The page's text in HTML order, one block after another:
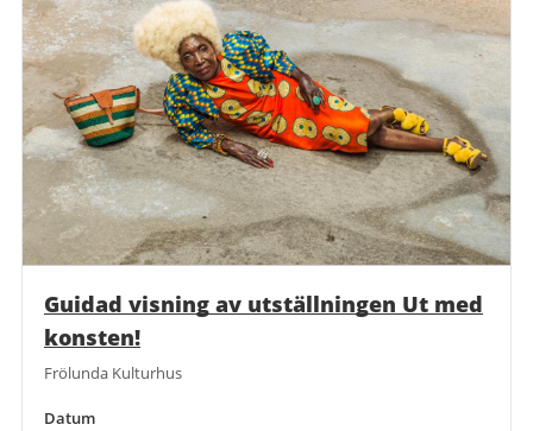
Guidad visning av utställningen Ut med
konsten!
Frölunda Kulturhus
Datum